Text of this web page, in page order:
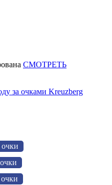
СМОТРЕТЬ
за очками Kreuzberg